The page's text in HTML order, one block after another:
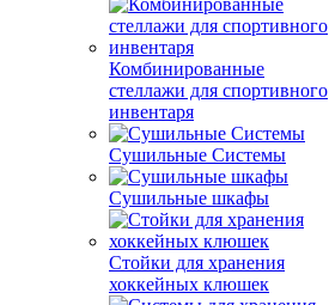
Комбинированные
стеллажи для спортивного
инвентаря
Сушильные Системы
Сушильные шкафы
Стойки для хранения
хоккейных клюшек